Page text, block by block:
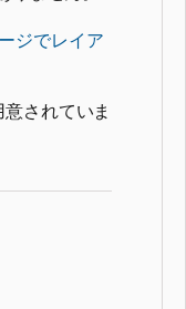
ジでレイア
されていま